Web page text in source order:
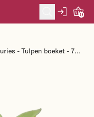
0
- Tulpen boeket - 7